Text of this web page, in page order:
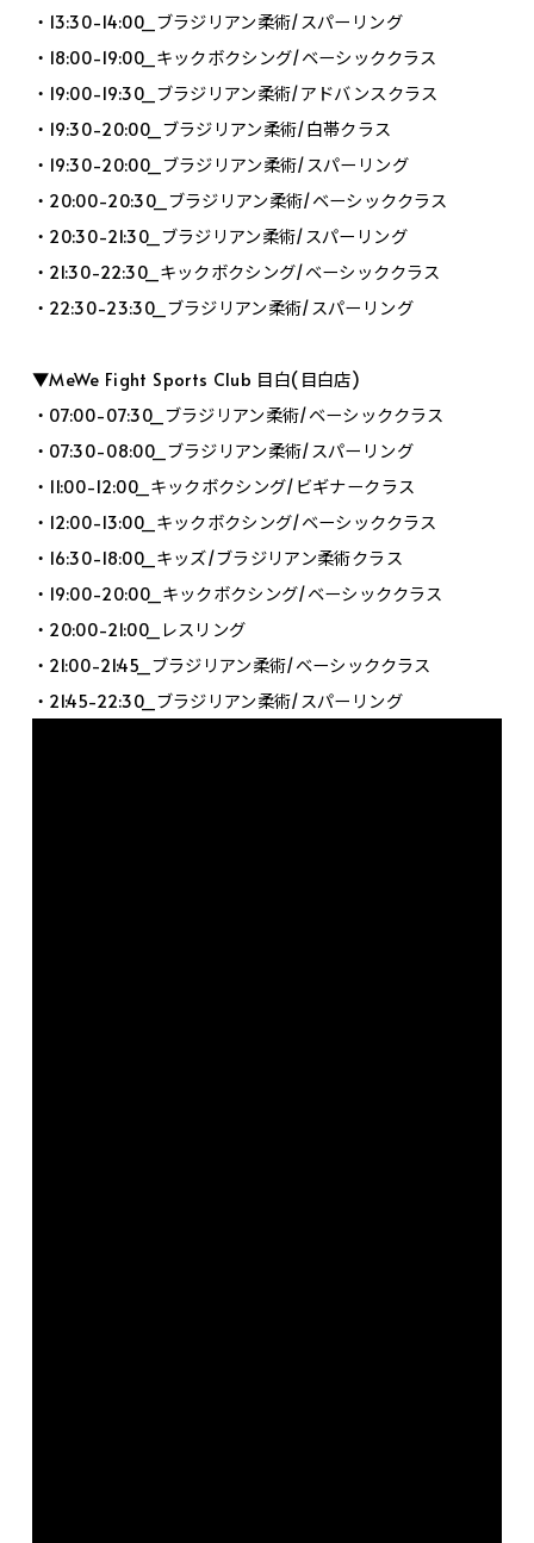
・13:30-14:00_ブラジリアン柔術/スパーリング
・18:00-19:00_キックボクシング/ベーシッククラス
・19:00-19:30_ブラジリアン柔術/アドバンスクラス
・19:30-20:00_ブラジリアン柔術/白帯クラス
・19:30-20:00_ブラジリアン柔術/スパーリング
・20:00-20:30_ブラジリアン柔術/ベーシッククラス
・20:30-21:30_ブラジリアン柔術/スパーリング
・21:30-22:30_キックボクシング/ベーシッククラス
・22:30-23:30_ブラジリアン柔術/スパーリング
▼MeWe Fight Sports Club 目白(目白店)
・07:00-07:30_ブラジリアン柔術/ベーシッククラス
・07:30-08:00_ブラジリアン柔術/スパーリング
・11:00-12:00_キックボクシング/ビギナークラス
・12:00-13:00_キックボクシング/ベーシッククラス
・16:30-18:00_キッズ/ブラジリアン柔術クラス
・19:00-20:00_キックボクシング/ベーシッククラス
・20:00-21:00_レスリング
・21:00-21:45_ブラジリアン柔術/ベーシッククラス
・21:45-22:30_ブラジリアン柔術/スパーリング